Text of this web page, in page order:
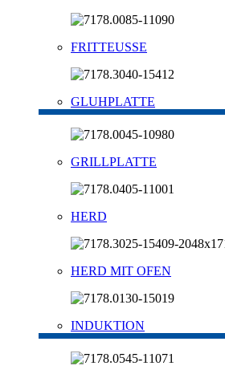
FRITTEUSSE
GLUHPLATTE
GRILLPLATTE
HERD
HERD MIT OFEN
INDUKTION